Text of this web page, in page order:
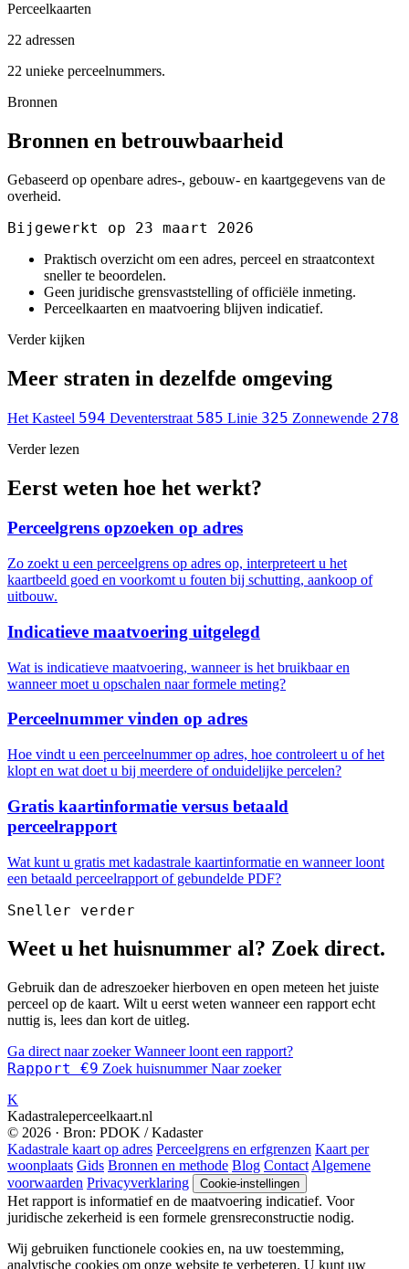
Perceelkaarten
22 adressen
22 unieke perceelnummers.
Bronnen
Bronnen en betrouwbaarheid
Gebaseerd op openbare adres-, gebouw- en kaartgegevens van de
overheid.
Bijgewerkt op 23 maart 2026
Praktisch overzicht om een adres, perceel en straatcontext
sneller te beoordelen.
Geen juridische grensvaststelling of officiële inmeting.
Perceelkaarten en maatvoering blijven indicatief.
Verder kijken
Meer straten in dezelfde omgeving
Het Kasteel 594 Deventerstraat 585 Linie 325 Zonnewende 278
Verder lezen
Eerst weten hoe het werkt?
Perceelgrens opzoeken op adres
Zo zoekt u een perceelgrens op adres op, interpreteert u het
kaartbeeld goed en voorkomt u fouten bij schutting, aankoop of
uitbouw.
Indicatieve maatvoering uitgelegd
Wat is indicatieve maatvoering, wanneer is het bruikbaar en
wanneer moet u opschalen naar formele meting?
Perceelnummer vinden op adres
Hoe vindt u een perceelnummer op adres, hoe controleert u of het
klopt en wat doet u bij meerdere of onduidelijke percelen?
Gratis kaartinformatie versus betaald
perceelrapport
Wat kunt u gratis met kadastrale kaartinformatie en wanneer loont
een betaald perceelrapport of gebundelde PDF?
Sneller verder
Weet u het huisnummer al? Zoek direct.
Gebruik dan de adreszoeker hierboven en open meteen het juiste
perceel op de kaart. Wilt u eerst weten wanneer een rapport echt
nuttig is, lees dan kort de uitleg.
Ga direct naar zoekerWanneer loont een rapport?
Rapport €9 Zoek huisnummer Naar zoeker
K
Kadastraleperceelkaart.nl
© 2026 · Bron: PDOK / Kadaster
Kadastrale kaart op adres Perceelgrens en erfgrenzen Kaart per
woonplaats Gids Bronnen en methode Blog Contact Algemene
voorwaarden Privacyverklaring Cookie-instellingen
Het rapport is informatief en de maatvoering indicatief. Voor
juridische zekerheid is een formele grensreconstructie nodig.
Wij gebruiken functionele cookies en, na uw toestemming,
analytische cookies om onze website te verbeteren. U kunt uw